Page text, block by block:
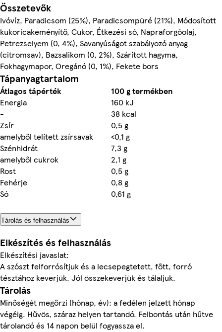
Összetevők
Ivóvíz, Paradicsom (25%), Paradicsompüré (21%), Módosított
kukoricakeményítő, Cukor, Étkezési só, Napraforgóolaj,
Petrezselyem (0, 4%), Savanyúságot szabályozó anyag
(citromsav), Bazsalikom (0, 2%), Szárított hagyma,
Fokhagymapor, Oregánó (0, 1%), Fekete bors
Tápanyagtartalom
Átlagos tápérték
100 g termékben
Energia
160 kJ
-
38 kcal
Zsír
0,5 g
amelyből telített zsírsavak
<0,1 g
Szénhidrát
7,3 g
amelyből cukrok
2,1 g
Rost
0,5 g
Fehérje
0,8 g
Só
0,61 g
Tárolás és felhasználás
Elkészítés és felhasználás
Elkészítési javaslat:
A szószt felforrósítjuk és a lecsepegtetett, főtt, forró
tésztához keverjük. Jól összekeverjük és tálaljuk.
Tárolás
Minőségét megőrzi (hónap, év): a fedélen jelzett hónap
végéig. Hűvös, száraz helyen tartandó. Felbontás után hűtve
tárolandó és 14 napon belül fogyassza el.